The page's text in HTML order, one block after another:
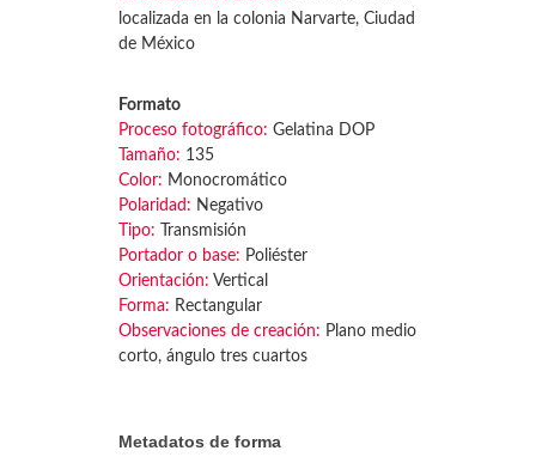
localizada en la colonia Narvarte, Ciudad
de México
Formato
Proceso fotográfico: Gelatina DOP
Tamaño: 135
Color: Monocromático
Polaridad: Negativo
Tipo: Transmisión
Portador o base: Poliéster
Orientación: Vertical
Forma: Rectangular
Observaciones de creación: Plano medio
corto, ángulo tres cuartos
Metadatos de forma